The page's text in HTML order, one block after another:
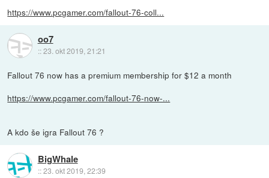
https://www.pcgamer.com/fallout-76-coll...
oo7
::23. okt 2019, 21:21
Fallout 76 now has a premium membership for $12 a month
https://www.pcgamer.com/fallout-76-now-...
A kdo še igra Fallout 76 ?
BigWhale
::23. okt 2019, 22:39